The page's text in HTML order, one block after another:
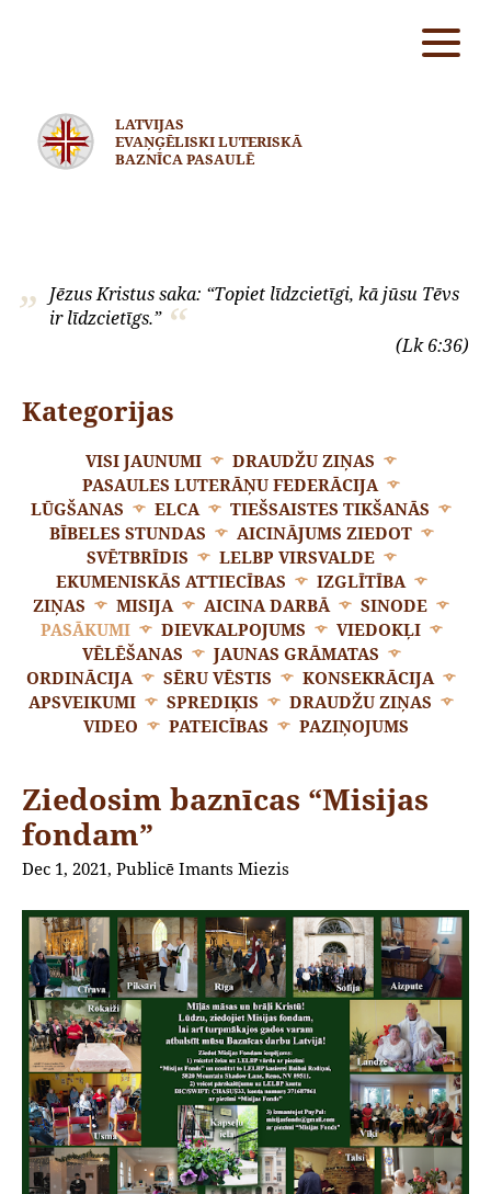
LATVIJAS
EVAŅĢĒLISKI LUTERISKĀ
BAZNĪCA PASAULĒ
Jēzus Kristus saka: “Topiet līdzcietīgi, kā jūsu Tēvs
ir līdzcietīgs.”
(Lk 6:36)
Kategorijas
VISI JAUNUMI
DRAUDŽU ZIŅAS
PASAULES LUTERĀŅU FEDERĀCIJA
LŪGŠANAS
ELCA
TIEŠSAISTES TIKŠANĀS
BĪBELES STUNDAS
AICINĀJUMS ZIEDOT
SVĒTBRĪDIS
LELBP VIRSVALDE
EKUMENISKĀS ATTIECĪBAS
IZGLĪTĪBA
ZIŅAS
MISIJA AICINA DARBĀ
SINODE
PASĀKUMI
DIEVKALPOJUMS
VIEDOKĻI
VĒLĒŠANAS
JAUNAS GRĀMATAS
ORDINĀCIJA
SĒRU VĒSTIS
KONSEKRĀCIJA
APSVEIKUMI
SPREDIĶIS
DRAUDŽU ZIŅAS
VIDEO
PATEICĪBAS PAZIŅOJUMS
Ziedosim baznīcas “Misijas
fondam”
Dec 1, 2021, Publicē Imants Miezis